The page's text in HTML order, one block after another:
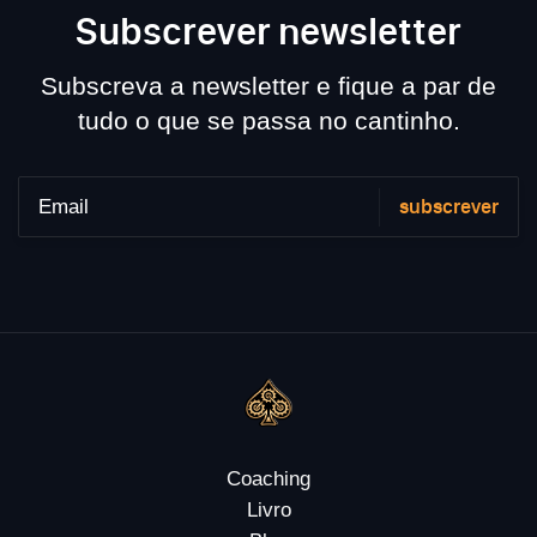
Subscrever newsletter
Subscreva a newsletter e fique a par de
tudo o que se passa no cantinho.
Coaching
Livro